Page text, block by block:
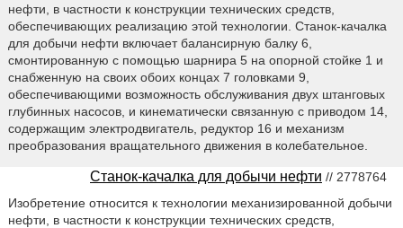
нефти, в частности к конструкции технических средств,
обеспечивающих реализацию этой технологии. Cтанок-качалка
для добычи нефти включает балансирную балку 6,
смонтированную с помощью шарнира 5 на опорной стойке 1 и
снабженную на своих обоих концах 7 головками 9,
обеспечивающими возможность обслуживания двух штанговых
глубинных насосов, и кинематически связанную с приводом 14,
содержащим электродвигатель, редуктор 16 и механизм
преобразования вращательного движения в колебательное.
Станок-качалка для добычи нефти // 2778764
Изобретение относится к технологии механизированной добычи
нефти, в частности к конструкции технических средств,